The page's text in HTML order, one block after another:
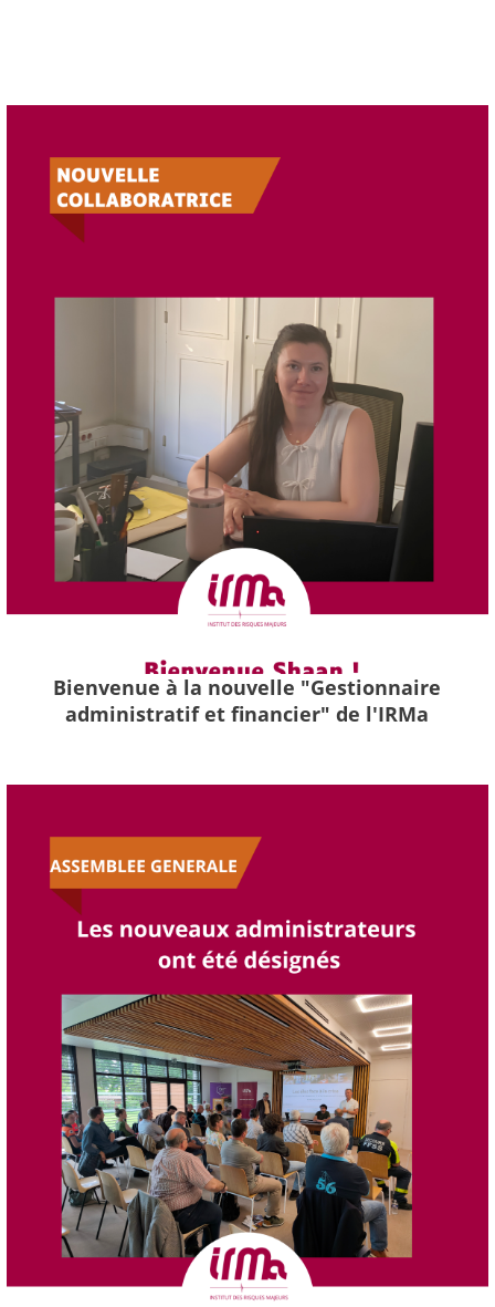
Bienvenue à la nouvelle "Gestionnaire
administratif et financier" de l'IRMa